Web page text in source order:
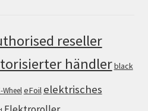
reseller
händlerblack
WheeleFoil elektrisches